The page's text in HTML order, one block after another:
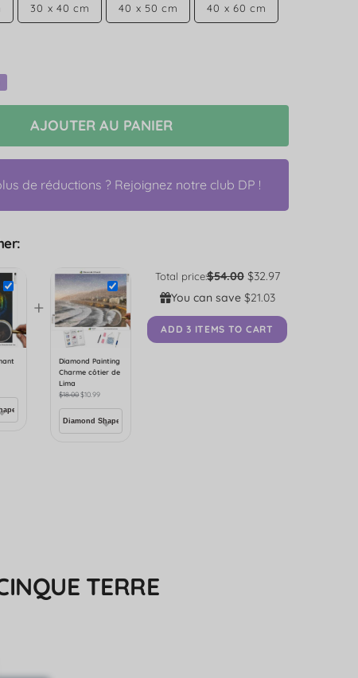
30 x 40 cm 40 x 50 cm 40 x 60 cm
AJOUTER AU PANIER
de réductions ? Rejoignez notre club DP !
+
Diamond Painting
Charme côtier de
Lima
$18.00$10.99
Total price:$54.00 $32.97
You can save $21.03
ADD 3 ITEMS TO CART
TERRE